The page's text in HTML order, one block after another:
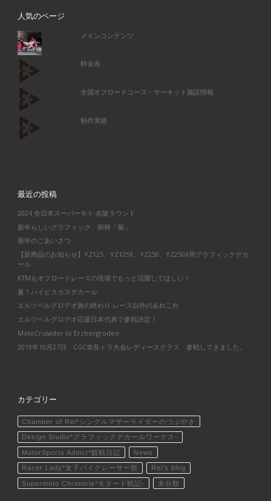
人気のページ
メインコンテンツ
料金表
全国オフロードコース・サーキット施設情報
制作実績
最近の投稿
2024 全日本スーパーモト 名阪ラウンド
新年らしいグラフィック 和柄「菊」
新年のごあいさつ
【新商品のお知らせ】YZ125、YZ125X、YZ250、YZ250X用グラフィックデカ
ール
KTMもオフロードレースの現場でもっと活躍してほしい！
夏！ハイビスカスデカール
エルツベルグロデオ旅の終わり-レース以外のあれこれ
エルツベルグロデオ応援日本代表で参戦決定！
MotoCrusader to Erzbergrodeo
2019年10月27日 CGC奈良トラ大会レディースクラス 参戦してきました。
カテゴリー
Chamber of Rei*シングルマザーライダーのつぶやき
Design Studio*グラフィックデカールワークス-
MotorSports Addict*観戦日記 News
Racer Lady*女子バイクレーサー部 Rei's blog
Supermoto Chronicle*モタード戦記- 未分類